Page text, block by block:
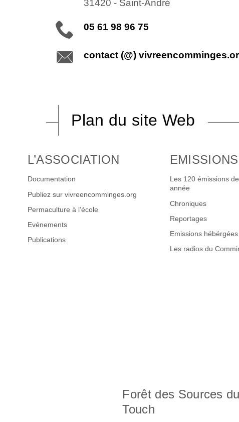
31420 - Saint-André
05 61 98 96 75
contact (@)
Plan du site Web
L’ASSOCIATION
Documentation
Publiez sur vivreencomminges.org
Permaculture à l’école
Evénements
Publications
Les 120 émissions
année
Chroniques
Reportages
Emissions hébérgées
Les radios du
Forêt des Sources du
Touch